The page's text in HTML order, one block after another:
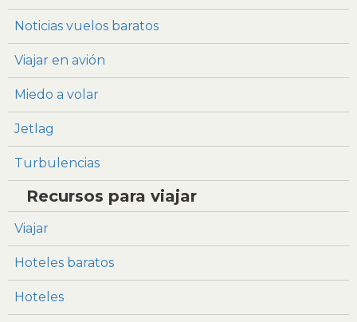
Noticias vuelos baratos
Viajar en avión
Miedo a volar
Jetlag
Turbulencias
Recursos para viajar
Viajar
Hoteles baratos
Hoteles